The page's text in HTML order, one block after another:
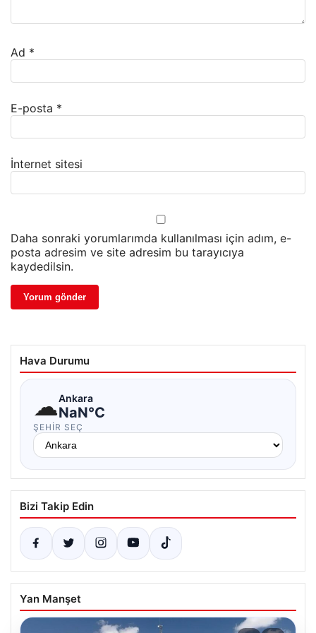
Ad *
E-posta *
İnternet sitesi
Daha sonraki yorumlarımda kullanılması için adım, e-
posta adresim ve site adresim bu tarayıcıya
kaydedilsin.
Hava Durumu
☁Ankara
NaN°C
ŞEHIR SEÇ
Bizi Takip Edin
Yan Manşet